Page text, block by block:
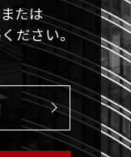
たは
ださい。